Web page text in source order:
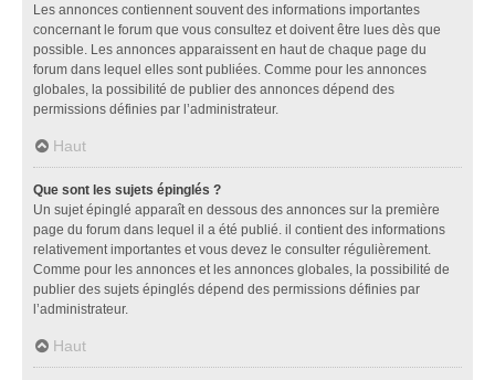
Les annonces contiennent souvent des informations importantes
concernant le forum que vous consultez et doivent être lues dès que
possible. Les annonces apparaissent en haut de chaque page du
forum dans lequel elles sont publiées. Comme pour les annonces
globales, la possibilité de publier des annonces dépend des
permissions définies par l’administrateur.
Haut
Que sont les sujets épinglés ?
Un sujet épinglé apparaît en dessous des annonces sur la première
page du forum dans lequel il a été publié. il contient des informations
relativement importantes et vous devez le consulter régulièrement.
Comme pour les annonces et les annonces globales, la possibilité de
publier des sujets épinglés dépend des permissions définies par
l’administrateur.
Haut